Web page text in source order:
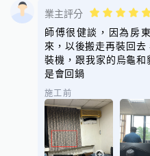
服務項目:
分離冷氣室內機清洗
全機拆洗2500元～3500元
掛洗A 2200元
掛洗B 1600元
窗型冷氣2噸以下2000元
洗衣機1500元
引吊式冷氣3000元
落地型冷氣 3500元
業主評分
師傅很健談，因為房
來，以後搬走再裝回
裝機，跟我家的烏龜
是會回鍋
施工前